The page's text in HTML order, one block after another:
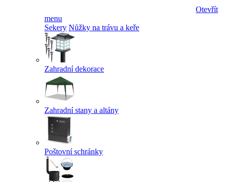
Otevřít
menu
Sekery Nůžky na trávu a keře
Zahradní dekorace
Zahradní stany a altány
Poštovní schránky